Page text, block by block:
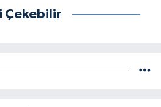
Çekebilir